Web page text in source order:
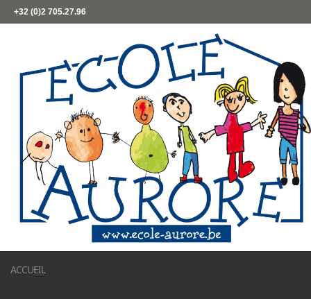
+32 (0)2 705.27.96
ACCUEIL